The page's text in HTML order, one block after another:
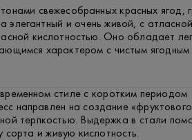
свежесобранных красных ягод,
элегантный и очень живой, с атласной
кислотностью. Оно обладает
характером с чистым ягодным
стиле с коротким периодом
направлен на создание
терпкостью. Выдержка в стали
сорта и живую кислотность.